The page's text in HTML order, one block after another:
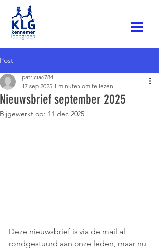
Post
Nieuwsbrief september 2025
patricia6784
17 sep 2025 1 minuten om te lezen
Bijgewerkt op: 11 dec 2025
Deze nieuwsbrief is via de mail al
rondgestuurd aan onze leden, maar nu